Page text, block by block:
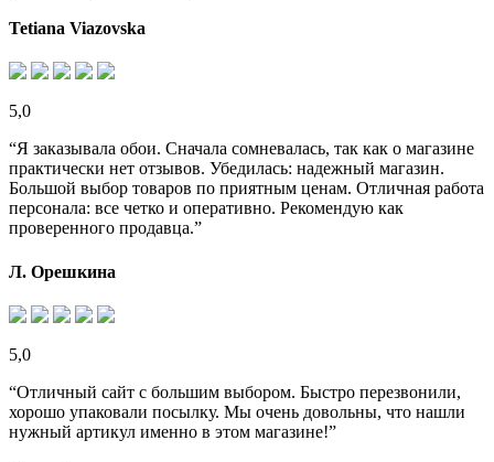
Tetiana Viazovska
5,0
“Я заказывала обои. Сначала сомневалась, так как о магазине
практически нет отзывов. Убедилась: надежный магазин.
Большой выбор товаров по приятным ценам. Отличная работа
персонала: все четко и оперативно. Рекомендую как
проверенного продавца.”
Л. Орешкина
5,0
“Отличный сайт с большим выбором. Быстро перезвонили,
хорошо упаковали посылку. Мы очень довольны, что нашли
нужный артикул именно в этом магазине!”